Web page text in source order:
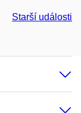
Starší události